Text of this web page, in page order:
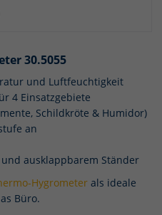
30.5055
und Luftfeuchtigkeit
4 Einsatzgebiete
Schildkröte & Humidor)
an
ausklappbarem Ständer
Hygrometer als ideale
Büro.
anzeigen
oder Publishern
anzuzeigen. Sie tun dies, indem
anzeigen